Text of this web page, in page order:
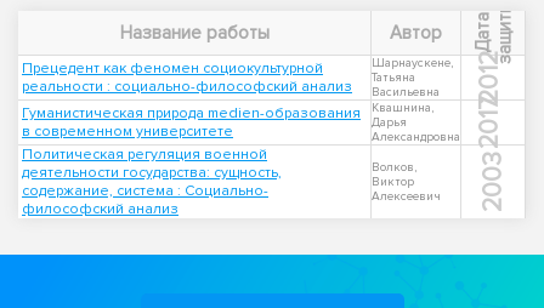
Название работы Автор Д
а
т
а
з
а
щ
и
т ы
Прецедент как феномен социокультурной
реальности : социально-философский анализ
Шарнаускене,
Татьяна
Васильевна
2012
Гуманистическая природа medien-образования
в современном университете
Квашнина,
Дарья
Александровна
2017
Политическая регуляция военной
деятельности государства: сущность,
содержание, система : Социально-
философский анализ
Волков,
Виктор
Алексеевич
2003